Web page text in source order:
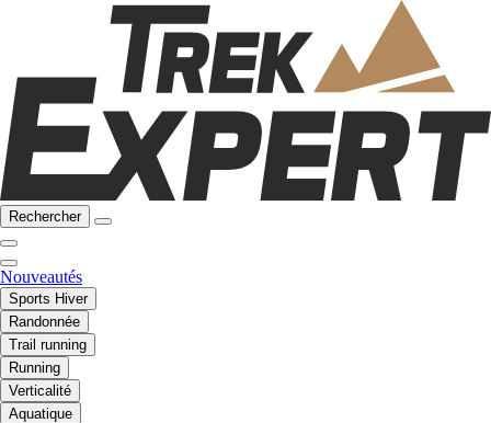
Rechercher
Nouveautés
Sports Hiver
Randonnée
Trail running
Running
Verticalité
Aquatique